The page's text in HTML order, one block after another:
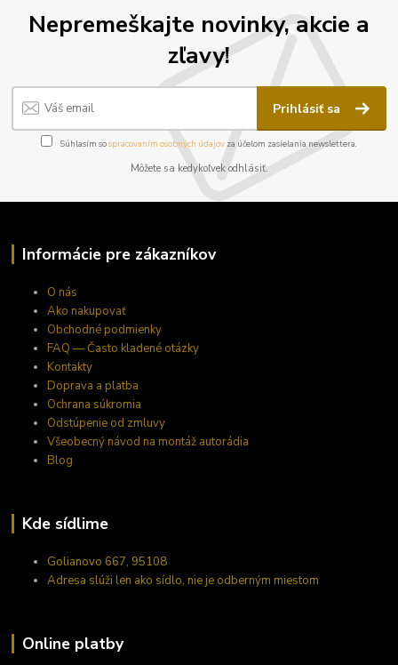
Nepremeškajte novinky, akcie a
zľavy!
Prihlásiť sa
Súhlasím sospracovaním osobných údajov za účelom zasielania newslettera.
Môžete sa kedykoľvek odhlásiť.
Informácie pre zákazníkov
O nás
Ako nakupovať
Obchodné podmienky
FAQ — Často kladené otázky
Kontakty
Doprava a platba
Ochrana súkromia
Odstúpenie od zmluvy
Všeobecný návod na montáž autorádia
Blog
Kde sídlime
Golianovo 667, 95108
Adresa slúži len ako sídlo, nie je odberným miestom
Online platby